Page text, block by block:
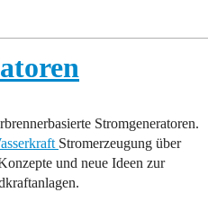
Stromgeneratoren.
Stromerzeugung über
und neue Ideen zur